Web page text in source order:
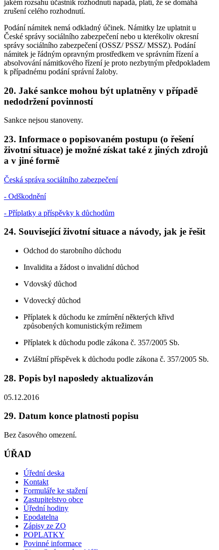
jakém rozsahu účastník rozhodnutí napadá, platí, že se domáhá
zrušení celého rozhodnutí.
Podání námitek nemá odkladný účinek. Námitky lze uplatnit u
České správy sociálního zabezpečení nebo u kterékoliv okresní
správy sociálního zabezpečení (OSSZ/ PSSZ/ MSSZ). Podání
námitek je řádným opravným prostředkem ve správním řízení a
absolvování námitkového řízení je proto nezbytným předpokladem
k případnému podání správní žaloby.
20. Jaké sankce mohou být uplatněny v případě
nedodržení povinností
Sankce nejsou stanoveny.
23. Informace o popisovaném postupu (o řešení
životní situace) je možné získat také z jiných zdrojů
a v jiné formě
Česká správa sociálního zabezpečení
- Odškodnění
- Příplatky a příspěvky k důchodům
24. Související životní situace a návody, jak je řešit
Odchod do starobního důchodu
Invalidita a žádost o invalidní důchod
Vdovský důchod
Vdovecký důchod
Příplatek k důchodu ke zmírnění některých křivd
způsobených komunistickým režimem
Příplatek k důchodu podle zákona č. 357/2005 Sb.
Zvláštní příspěvek k důchodu podle zákona č. 357/2005 Sb.
28. Popis byl naposledy aktualizován
05.12.2016
29. Datum konce platnosti popisu
Bez časového omezení.
ÚŘAD
Úřední deska
Kontakt
Formuláře ke stažení
Zastupitelstvo obce
Úřední hodiny
Epodatelna
Zápisy ze ZO
POPLATKY
Povinné informace